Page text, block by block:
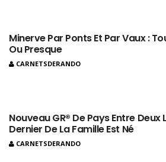
Minerve Par Ponts Et Par Vaux :
Ou Presque
CARNETSDERANDO
Nouveau GR® De Pays Entre Deux
Dernier De La Famille Est Né
CARNETSDERANDO